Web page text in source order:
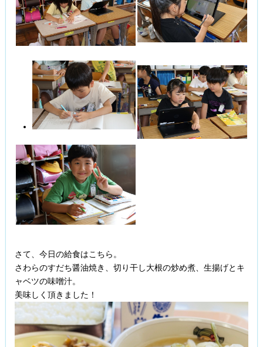
さて、今日の給食はこちら。
さわらのすだち醤油焼き、切り干し大根の炒め煮、生揚げとキ
ャベツの味噌汁。
美味しく頂きました！